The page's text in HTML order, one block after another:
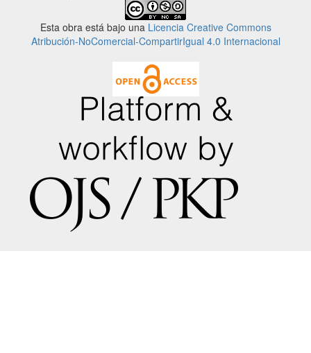
Esta obra está bajo una Licencia Creative Commons
Atribución-NoComercial-CompartirIgual 4.0 Internacional